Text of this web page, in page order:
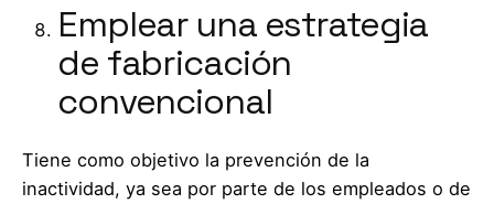
Emplear una estrategia
de fabricación
convencional
Tiene como objetivo la prevención de la
inactividad, ya sea por parte de los empleados o de